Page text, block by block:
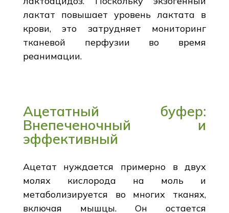
лактат повышает уровень лактата в
крови, это затрудняет мониторинг
тканевой перфузии во время
реанимации.
Ацетатный буфер:
Внепеченочный и
эффективный
Ацетат нуждается примерно в двух
молях кислорода на моль и
метаболизируется во многих тканях,
включая мышцы. Он остается